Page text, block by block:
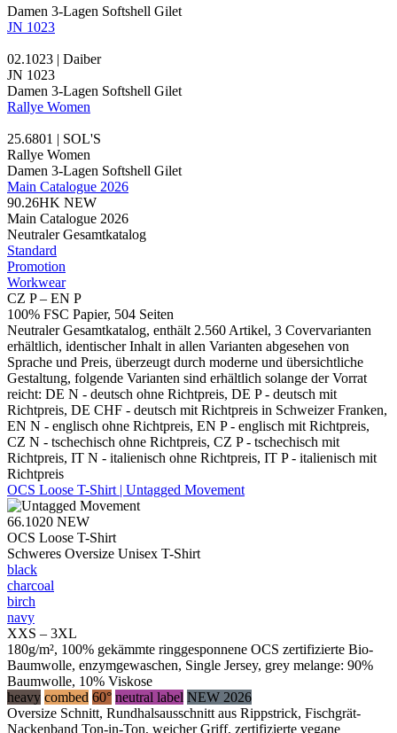
Damen 3-Lagen Softshell Gilet
JN 1023
02.1023 | Daiber
JN 1023
Damen 3-Lagen Softshell Gilet
Rallye Women
25.6801 | SOL'S
Rallye Women
Damen 3-Lagen Softshell Gilet
Main Catalogue 2026
90.26HK NEW
Main Catalogue 2026
Neutraler Gesamtkatalog
Standard
Promotion
Workwear
CZ P – EN P
100% FSC Papier, 504 Seiten
Neutraler Gesamtkatalog, enthält 2.560 Artikel, 3 Covervarianten
erhältlich, identischer Inhalt in allen Varianten abgesehen von
Sprache und Preis, überzeugt durch moderne und übersichtliche
Gestaltung, folgende Varianten sind erhältlich solange der Vorrat
reicht: DE N - deutsch ohne Richtpreis, DE P - deutsch mit
Richtpreis, DE CHF - deutsch mit Richtpreis in Schweizer Franken,
EN N - englisch ohne Richtpreis, EN P - englisch mit Richtpreis,
CZ N - tschechisch ohne Richtpreis, CZ P - tschechisch mit
Richtpreis, IT N - italienisch ohne Richtpreis, IT P - italienisch mit
Richtpreis
OCS Loose T-Shirt | Untagged Movement
66.1020 NEW
OCS Loose T-Shirt
Schweres Oversize Unisex T-Shirt
black
charcoal
birch
navy
XXS – 3XL
180g/m², 100% gekämmte ringgesponnene OCS zertifizierte Bio-
Baumwolle, enzymgewaschen, Single Jersey, grey melange: 90%
Baumwolle, 10% Viskose
heavy combed 60° neutral label NEW 2026
Oversize Schnitt, Rundhalsausschnitt aus Rippstrick, Fischgrät-
Nackenband Ton-in-Ton, weicher Griff, zertifizierte vegane